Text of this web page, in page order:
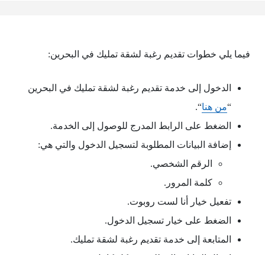
فيما يلي خطوات تقديم رغبة لشقة تمليك في البحرين:
الدخول إلى خدمة تقديم رغبة لشقة تمليك في البحرين
“من هنا“.
الضغط على الرابط المدرج للوصول إلى الخدمة.
إضافة البيانات المطلوبة لتسجيل الدخول والتي هي:
الرقم الشخصي.
كلمة المرور.
تفعيل خيار أنا لست روبوت.
الضغط على خيار تسجيل الدخول.
المتابعة إلى خدمة تقديم رغبة لشقة تمليك.